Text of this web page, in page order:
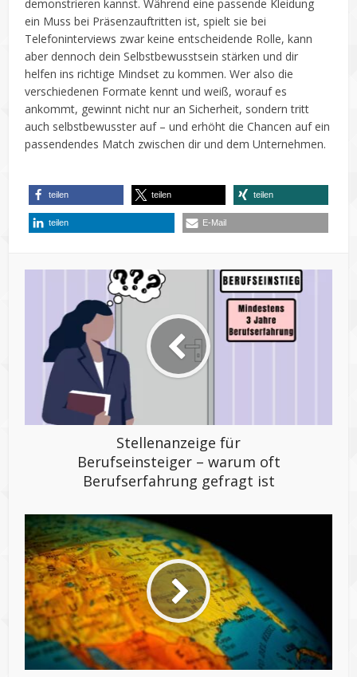
demonstrieren kannst. Während eine passende Kleidung
ein Muss bei Präsenzauftritten ist, spielt sie bei
Telefoninterviews zwar keine entscheidende Rolle, kann
aber dennoch dein Selbstbewusstsein stärken und dir
helfen ins richtige Mindset zu kommen. Wer also die
verschiedenen Formate kennt und weiß, worauf es
ankommt, gewinnt nicht nur an Sicherheit, sondern tritt
auch selbstbewusster auf – und erhöht die Chancen auf ein
passendendes Match zwischen dir und dem Unternehmen.
teilen teilen teilen
teilen E-Mail
Stellenanzeige für
Berufseinsteiger – warum oft
Berufserfahrung gefragt ist